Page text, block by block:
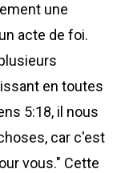
une
acte de foi.
en toutes
5:18, il nous
car c'est
vous." Cette